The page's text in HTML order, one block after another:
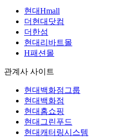
현대Hmall
더현대닷컴
더한섬
현대리바트몰
H패션몰
관계사 사이트
현대백화점그룹
현대백화점
현대홈쇼핑
현대그린푸드
현대캐터링시스템